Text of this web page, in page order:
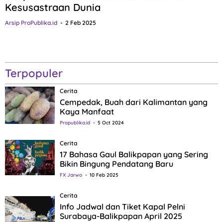
Kesusastraan Dunia
Arsip ProPublika.id 2 Feb 2025
Terpopuler
Cerita
Cempedak, Buah dari Kalimantan yang
Kaya Manfaat
Propublika.id 5 Oct 2024
Cerita
17 Bahasa Gaul Balikpapan yang Sering
Bikin Bingung Pendatang Baru
FX Jarwo 10 Feb 2025
Cerita
Info Jadwal dan Tiket Kapal Pelni
Surabaya-Balikpapan April 2025